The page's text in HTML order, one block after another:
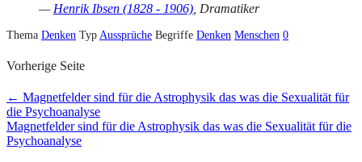
— Henrik Ibsen (1828 - 1906) , Dramatiker
Thema Denken Typ Aussprüche Begriffe Denken Menschen 0
Vorherige Seite
← Magnetfelder sind für die Astrophysik das was die Sexualität für
die Psychoanalyse
Magnetfelder sind für die Astrophysik das was die Sexualität für die
Psychoanalyse